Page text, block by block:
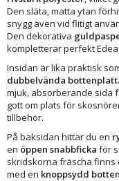
Den släta, matta ytan
snygg även vid flitigt
Den dekorativa
kompletterar perfekt
Insidan är lika praktisk
dubbelvända
mjuk, absorberande sida
gott om plats för
tillbehör.
På baksidan hittar du en
en öppen snabbficka för
skridskorna fräscha finns
med en knoppsydd botten